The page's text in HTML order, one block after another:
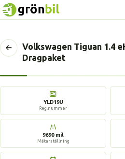
Tillbaka
sida
Volkswagen Tiguan 1.4
Dragpaket
YLD19U
Reg.nummer
9690 mil
Mätarställning